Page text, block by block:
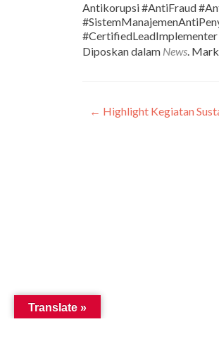
Antikorupsi #AntiFraud
Diposkan dalam News.
Navigasi
← Highlight Kegiatan
Translate »